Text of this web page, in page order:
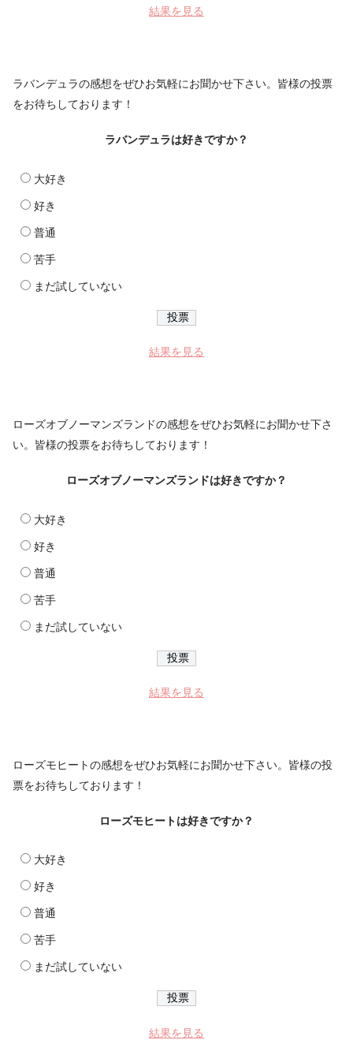
結果を見る
ラバンデュラの感想をぜひお気軽にお聞かせ下さい。皆様の投票
をお待ちしております！
ラバンデュラは好きですか？
大好き
好き
普通
苦手
まだ試していない
結果を見る
ローズオブノーマンズランドの感想をぜひお気軽にお聞かせ下さ
い。皆様の投票をお待ちしております！
ローズオブノーマンズランドは好きですか？
大好き
好き
普通
苦手
まだ試していない
結果を見る
ローズモヒートの感想をぜひお気軽にお聞かせ下さい。皆様の投
票をお待ちしております！
ローズモヒートは好きですか？
大好き
好き
普通
苦手
まだ試していない
結果を見る